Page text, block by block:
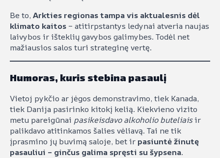
Be to, Arkties regionas tampa vis aktualesnis dėl
klimato kaitos – atitirpstantys ledynai atveria naujas
laivybos ir išteklių gavybos galimybes. Todėl net
mažiausios salos turi strateginę vertę.
Humoras, kuris stebina pasaulį
Vietoj pykčio ar jėgos demonstravimo, tiek Kanada,
tiek Danija pasirinko kitokį kelią. Kiekvieno vizito
metu pareigūnai pasikeisdavo alkoholio buteliaisir
palikdavo atitinkamos šalies vėliavą. Tai ne tik
įprasmino jų buvimą saloje, bet ir pasiuntė žinutę
pasauliui – ginčus galima spręsti su šypsena.